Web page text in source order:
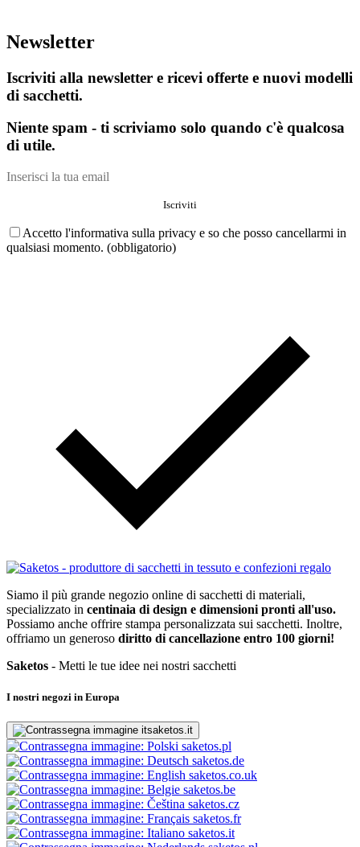
Newsletter
Iscriviti alla newsletter e ricevi offerte e nuovi modelli
di sacchetti.
Niente spam - ti scriviamo solo quando c'è qualcosa
di utile.
Accetto l'informativa sulla privacy e so che posso cancellarmi in
qualsiasi momento. (obbligatorio)
Siamo il più grande negozio online di sacchetti di materiali,
specializzato in centinaia di design e dimensioni pronti all'uso.
Possiamo anche offrire stampa personalizzata sui sacchetti. Inoltre,
offriamo un generoso diritto di cancellazione entro 100 giorni!
Saketos - Metti le tue idee nei nostri sacchetti
I nostri negozi in Europa
saketos.it
saketos.pl
saketos.de
saketos.co.uk
saketos.be
saketos.cz
saketos.fr
saketos.it